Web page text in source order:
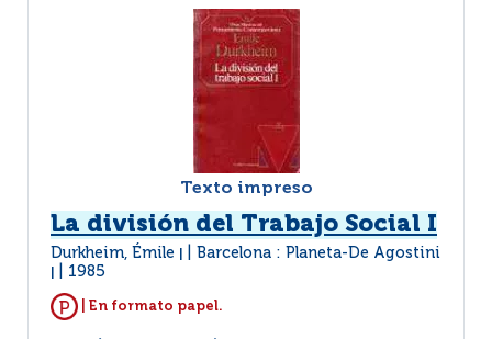
Texto impreso
La división del Trabajo Social I
Durkheim, Émile Barcelona : Planeta-De Agostini
1985
| En formato papel.